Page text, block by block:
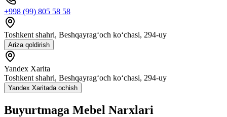
+998 (99) 805 58 58
Toshkent shahri, Beshqayrag‘och ko‘chasi, 294-uy
Ariza qoldirish
Yandex Xarita
Toshkent shahri, Beshqayrag‘och ko‘chasi, 294-uy
Yandex Xaritada ochish
Buyurtmaga Mebel Narxlari